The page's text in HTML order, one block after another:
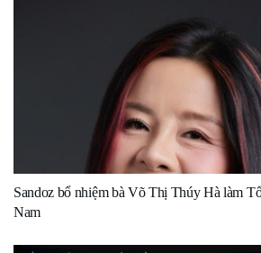
Sandoz bổ nhiệm bà Võ Thị Thúy Hà làm
Nam